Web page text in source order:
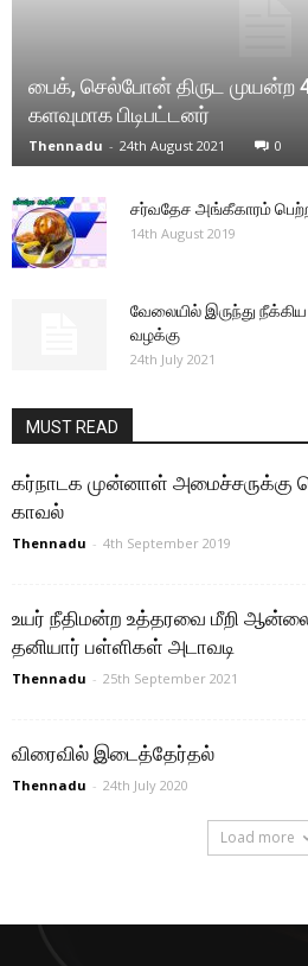
பைக், செல்போன் திருட முயன்ற
களவுமாக பிடிபட்டனர்
Thennadu - 24th August 2021 0
சர்வதேச அங்கீகாரம்
14th August 2019
வேலையில் இருந்து
வழக்கு
24th July 2021
MUST READ
கர்நாடக முன்னாள் அமைச்சருக்கு
காவல்
Thennadu - 4th September 2019
உயர் நீதிமன்ற உத்தரவை மீறி
தனியார் பள்ளிகள் அடாவடி
Thennadu - 25th September 2021
விரைவில் இடைத்தேர்தல்
Thennadu - 24th July 2020
Load more